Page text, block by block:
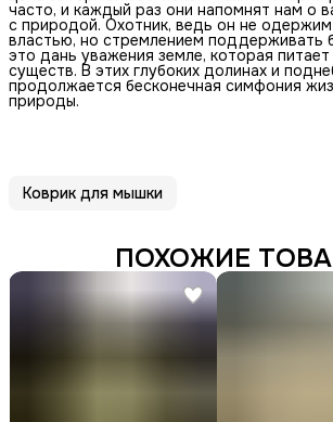
часто, и каждый раз они напомнят нам о
с природой. Охотник, ведь он не
властью, но стремлением поддерживать
это дань уважения земле, которая
существ. В этих глубоких долинах и
продолжается бесконечная симфония
природы.
Коврик для мышки
ПОХОЖИЕ